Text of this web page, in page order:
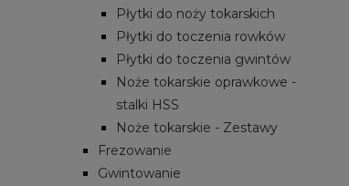
Płytki do noży tokarskich
Płytki do toczenia rowków
Płytki do toczenia gwintów
Noże tokarskie oprawkowe -
stalki HSS
Noże tokarskie - Zestawy
Frezowanie
Gwintowanie